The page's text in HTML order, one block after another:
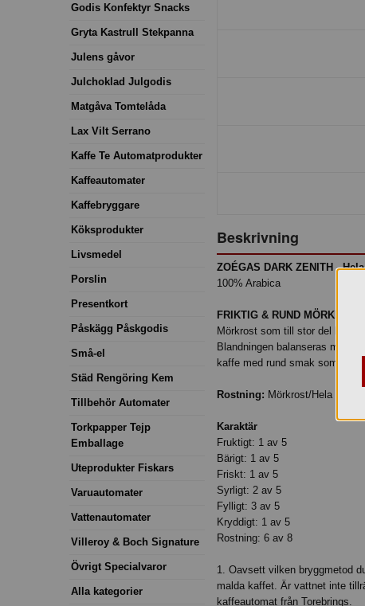
Godis Konfektyr Snacks
Gryta Kastrull Stekpanna
Julens gåvor
Julchoklad Julgodis
Matgåva Tomtelåda
Lax Vilt Serrano
Kaffe Te Automatprodukter
Kaffeautomater
Kaffebryggare
Köksprodukter
Livsmedel
Porslin
Presentkort
Påskägg Påskgodis
Små-el
Städ Rengöring Kem
Tillbehör Automater
Torkpapper Tejp
Emballage
Uteprodukter Fiskars
Varuautomater
Vattenautomater
Villeroy & Boch Signature
Övrigt Specialvaror
Alla kategorier
Beskrivning
ZOÉGAS DARK ZENITH -
100% Arabica
FRIKTIG & RUND MÖRKROST
Mörkrost som till stor del
Blandningen balanseras med
kaffe med rund smak som
Rostning: Mörkrost/Hela bönor.
Karaktär
Fruktigt: 1 av 5
Bärigt: 1 av 5
Friskt: 1 av 5
Syrligt: 2 av 5
Fylligt: 3 av 5
Kryddigt: 1 av 5
Rostning: 6 av 8
1. Oavsett vilken bryggmetod
malda kaffet. Är vattnet inte
kaffeautomat från Torebrings.